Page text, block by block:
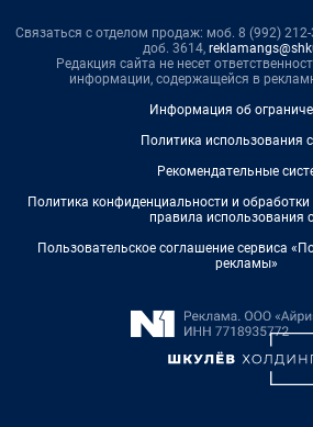
Связаться с отделом продаж: моб. 8 (992)
доб. 3614,
Редакция сайта не несет
информации, содержащейся в
Информация об
Политика использования
Рекомендательные
Политика конфиденциальности и
правила использования
Пользовательское соглашение сервиса
рекламы»